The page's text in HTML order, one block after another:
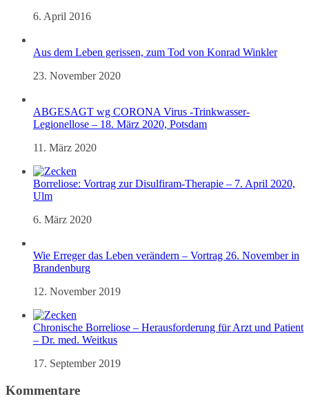
6. April 2016
Aus dem Leben gerissen, zum Tod von Konrad Winkler
23. November 2020
ABGESAGT wg CORONA Virus -Trinkwasser-
Legionellose – 18. März 2020, Potsdam
11. März 2020
Borreliose: Vortrag zur Disulfiram-Therapie – 7. April 2020,
Ulm
6. März 2020
Wie Erreger das Leben verändern – Vortrag 26. November in
Brandenburg
12. November 2019
Chronische Borreliose – Herausforderung für Arzt und Patient
– Dr. med. Weitkus
17. September 2019
Kommentare